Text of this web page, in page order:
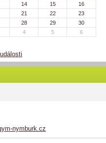
14 15
16
21 22
23
28 29
30
4 5 6
nymburk.cz